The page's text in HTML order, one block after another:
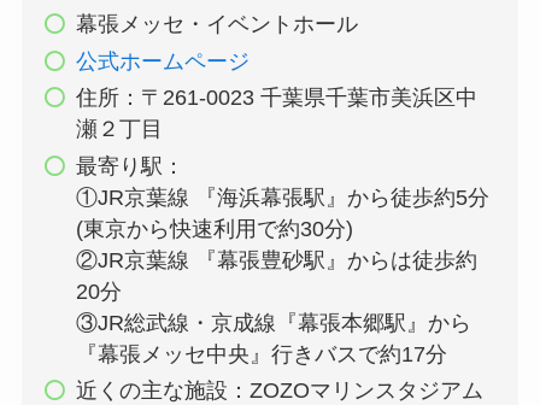
幕張メッセ・イベントホール
公式ホームページ
住所：〒261-0023 千葉県千葉市美浜区中
瀬２丁目
最寄り駅：
①JR京葉線 『海浜幕張駅』から徒歩約5分
(東京から快速利用で約30分)
②JR京葉線 『幕張豊砂駅』からは徒歩約
20分
③JR総武線・京成線『幕張本郷駅』から
『幕張メッセ中央』行きバスで約17分
近くの主な施設：ZOZOマリンスタジアム